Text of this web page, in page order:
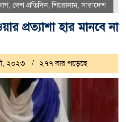
, দেশ প্রতিদিন,শিরোনাম,সারাদেশ
প্রত্যাশা হার মানবে না
২০২৩ ২৭৭ বার পড়েছে